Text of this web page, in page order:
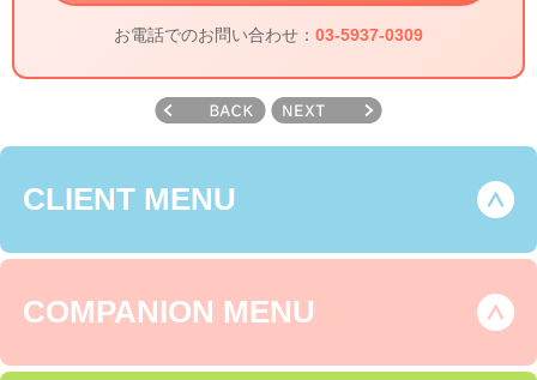
お電話でのお問い合わせ： 03-5937-0309
CLIENT MENU
COMPANION MENU